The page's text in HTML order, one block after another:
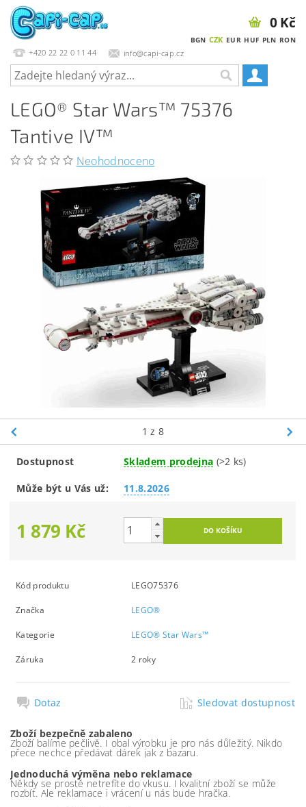
+420 22 22 0 11 44 info@capi-cap.cz
BGN CZK EUR HUF PLN RON
0 Kč
LEGO® Star Wars™ 75376
Tantive IV™
Neohodnoceno
1 z 8
Dostupnost Skladem prodejna (>2 ks)
Může být u Vás už: 11.8.2026
1 879 Kč
Kód produktu LEGO75376
Značka LEGO®
Kategorie LEGO® Star Wars™
Záruka 2 roky
Dotaz Sledovat dostupnost
Zboží bezpečně zabaleno
Zboží balíme pečlivě. I obal výrobku je pro nás důležitý. Nikdo
přece nechce předávat dárek jak z bazaru.
Jednoduchá výměna nebo reklamace
Někdy se prostě netrefíte do vkusu. I kvalitní zboží se může
rozbít. Ale reklamace i vrácení u nás bude hračka.